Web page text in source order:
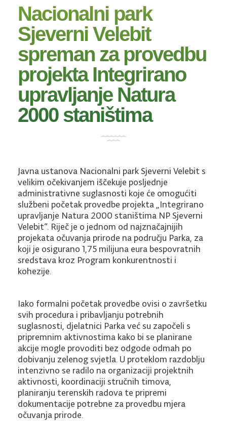
Nacionalni park
Sjeverni Velebit
spreman za provedbu
projekta Integrirano
upravljanje Natura
2000 staništima
Javna ustanova Nacionalni park Sjeverni Velebit s
velikim očekivanjem iščekuje posljednje
administrativne suglasnosti koje će omogućiti
službeni početak provedbe projekta „Integrirano
upravljanje Natura 2000 staništima NP Sjeverni
Velebit“. Riječ je o jednom od najznačajnijih
projekata očuvanja prirode na području Parka, za
koji je osigurano 1,75 milijuna eura bespovratnih
sredstava kroz Program konkurentnosti i
kohezije.
Iako formalni početak provedbe ovisi o završetku
svih procedura i pribavljanju potrebnih
suglasnosti, djelatnici Parka već su započeli s
pripremnim aktivnostima kako bi se planirane
akcije mogle provoditi bez odgode odmah po
dobivanju zelenog svjetla. U proteklom razdoblju
intenzivno se radilo na organizaciji projektnih
aktivnosti, koordinaciji stručnih timova,
planiranju terenskih radova te pripremi
dokumentacije potrebne za provedbu mjera
očuvanja prirode.